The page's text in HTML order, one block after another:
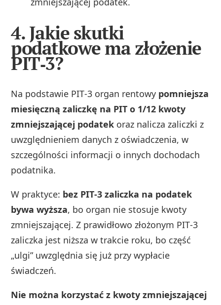
4. Jakie skutki
podatkowe ma złożenie
PIT‑3?
Na podstawie PIT‑3 organ rentowy pomniejsza
miesięczną zaliczkę na PIT o 1/12 kwoty
zmniejszającej podatek oraz nalicza zaliczki z
uwzględnieniem danych z oświadczenia, w
szczególności informacji o innych dochodach
podatnika.
W praktyce: bez PIT‑3 zaliczka na podatek
bywa wyższa, bo organ nie stosuje kwoty
zmniejszającej. Z prawidłowo złożonym PIT‑3
zaliczka jest niższa w trakcie roku, bo część
„ulgi” uwzględnia się już przy wypłacie
świadczeń.
Nie można korzystać z kwoty zmniejszającej